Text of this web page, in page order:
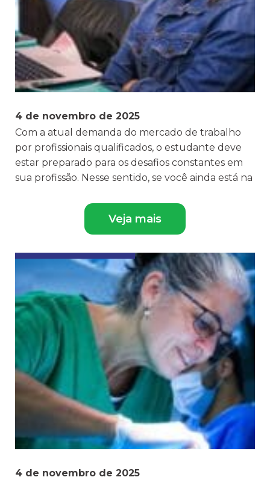
4 de novembro de 2025
Com a atual demanda do mercado de trabalho
por profissionais qualificados, o estudante deve
estar preparado para os desafios constantes em
sua profissão. Nesse sentido, se você ainda está na
Veja mais
4 de novembro de 2025